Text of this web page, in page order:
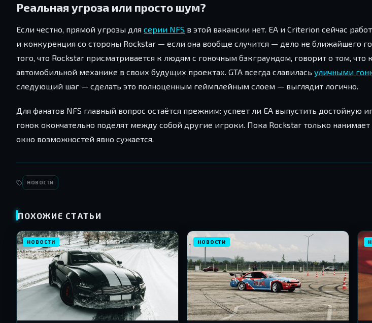
Реальная угроза или просто шум?
Если честно, прямой угрозы для серии NFS в этой вакансии нет. EA и Criterion сейчас
и конкуренция со стороны Rockstar — если она вообще случится — дело не ближайшего
того, что Rockstar присматривается к людям с гоночным бэкграундом, говорит о том,
автомобильной механике в своих будущих проектах. GTA всегда славилась уличными
следующий шаг — сделать это полноценным геймплейным слоем — выглядит логично.
Для фанатов NFS главный вопрос остаётся прежним: успеет ли EA выпустить достойную
гонок окончательно поделят между собой другие игроки. Пока Rockstar только
окно возможностей явно сужается.
НОВОСТИ
ПОХОЖИЕ СТАТЬИ
НОВОСТИ НОВОСТИ